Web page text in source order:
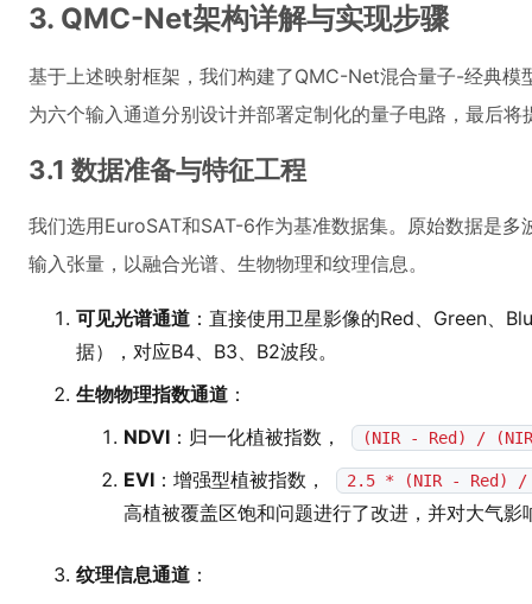
3. QMC-Net架构详解与实现步骤
基于上述映射框架，我们构建了QMC-Net混合量子-经典模
为六个输入通道分别设计并部署定制化的量子电路，最后
3.1 数据准备与特征工程
我们选用EuroSAT和SAT-6作为基准数据集。原始数据是
输入张量，以融合光谱、生物物理和纹理信息。
可见光谱通道 ：直接使用卫星影像的Red、Green、
据），对应B4、B3、B2波段。
生物物理指数通道 ：
NDVI ：归一化植被指数， (NIR - Red) /
EVI ：增强型植被指数， 2.5 * (NIR - Red) /
高植被覆盖区饱和问题进行了改进，并对大气影
纹理信息通道 ：